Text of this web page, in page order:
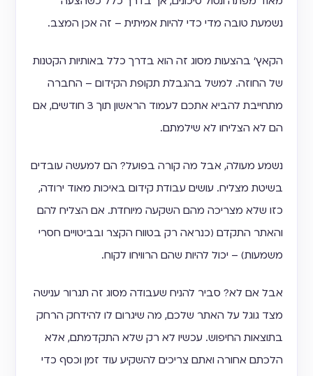
נשמעת טובה מדי כדי להיות אמיתית – זה אכן המצב.
הקאץ׳ בהצעות מסוג זה הוא בדרך כלל באותיות הקטנות
של החוזה. למשל בהגבלת תקופת הקידום – החברה
מתחייבת להביא אתכם לעמוד הראשון תוך 3 חודשים, אם
הם לא הצליחו לא שילמתם.
נשמע מעולה, אבל מה קורה בפועל? הם למעשה עובדים
בשיטת מצליח. עושים עבודת קידום באיכות מאוד ירודה,
כזו שלא מצריכה מהם השקעה מיוחדת. אם הצליח להם
והאתר התקדם (כנראה רק בטווח הקצר ובביטויים חסרי
משמעות) – יכול להיות שהם הרוויחו לקוח.
אבל אם לא? סביר להניח שעבודה מסוג זה תגרור ענישה
מצד גוגל על האתר שלכם, מה שיגרום לו להידחק הרחק
בתוצאות החיפוש. עכשיו לא רק שלא התקדמתם, אלא
הלכתם אחורה ואתם צריכים להשקיע עוד זמן וכסף כדי